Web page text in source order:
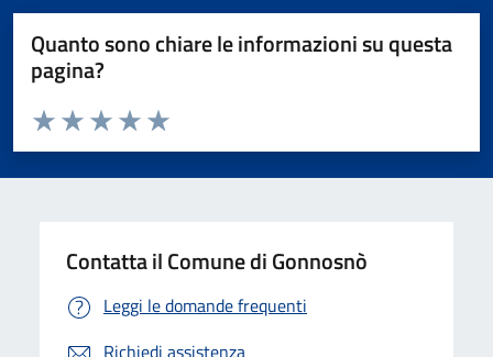
Quanto sono chiare le informazioni su questa
pagina?
Valuta da 1 a 5 stelle la pagina
Valuta 5 stelle su 5
Valuta 4 stelle su 5
Valuta 3 stelle su 5
Valuta 2 stelle su 5
Valuta 1 stelle su 5
Contatta il Comune di Gonnosnò
Leggi le domande frequenti
Richiedi assistenza